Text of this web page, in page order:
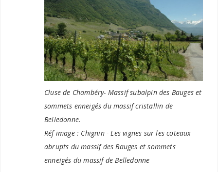
Cluse de Chambéry- Massif subalpin des Bauges et
sommets enneigés du massif cristallin de
Belledonne.
Réf image : Chignin - Les vignes sur les coteaux
abrupts du massif des Bauges et sommets
enneigés du massif de Belledonne